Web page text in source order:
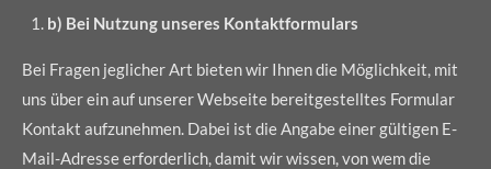
b) Bei Nutzung unseres Kontaktformulars
Bei Fragen jeglicher Art bieten wir Ihnen die Möglichkeit, mit
uns über ein auf unserer Webseite bereitgestelltes Formular
Kontakt aufzunehmen. Dabei ist die Angabe einer gültigen E-
Mail-Adresse erforderlich, damit wir wissen, von wem die